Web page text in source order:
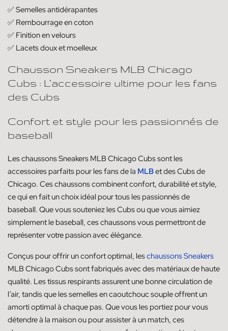
✅Semelles antidérapantes
✅ Rembourrage en coton
✅ Finition en velours
✅ Lacets doux et moelleux
Chausson Sneakers MLB Chicago
Cubs : L’accessoire ultime pour les fans
des Cubs
Confort et style pour les passionnés de
baseball
Les chaussons Sneakers MLB Chicago Cubs sont les
accessoires parfaits pour les fans de la MLBet des Cubs de
Chicago. Ces chaussons combinent confort, durabilité et style,
ce qui en fait un choix idéal pour tous les passionnés de
baseball. Que vous souteniez les Cubs ou que vous aimiez
simplement le baseball, ces chaussons vous permettront de
représenter votre passion avec élégance.
Conçus pour offrir un confort optimal, leschaussons Sneakers
MLB Chicago Cubs sont fabriqués avec des matériaux de haute
qualité. Les tissus respirants assurent une bonne circulation de
l’air, tandis que les semelles en caoutchouc souple offrent un
amorti optimal à chaque pas. Que vous les portiez pour vous
détendre à la maison ou pour assister à un match, ces